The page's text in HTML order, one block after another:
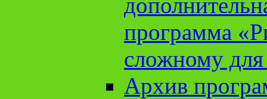
программа
сложному
Архив